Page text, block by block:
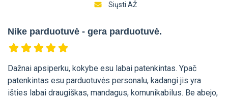
Siųsti AŽ
Nike parduotuvė - gera parduotuvė.
Dažnai apsiperku, kokybe esu labai patenkintas. Ypač
patenkintas esu parduotuvės personalu, kadangi jis yra
išties labai draugiškas, mandagus, komunikabilus. Be abejo,